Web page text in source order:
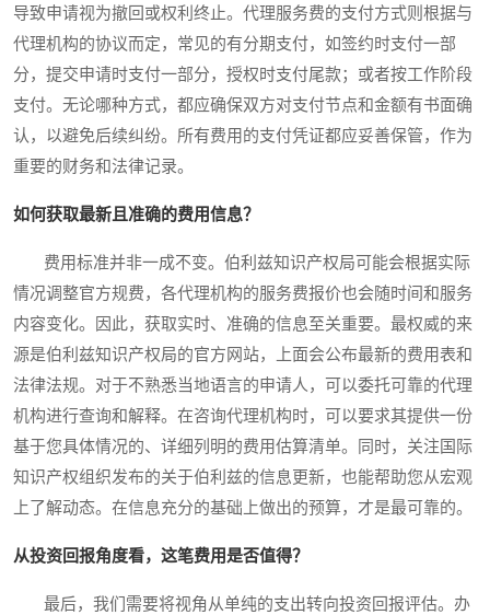
导致申请视为撤回或权利终止。代理服务费的支付方式则根据与
代理机构的协议而定，常见的有分期支付，如签约时支付一部
分，提交申请时支付一部分，授权时支付尾款；或者按工作阶段
支付。无论哪种方式，都应确保双方对支付节点和金额有书面确
认，以避免后续纠纷。所有费用的支付凭证都应妥善保管，作为
重要的财务和法律记录。
如何获取最新且准确的费用信息？
费用标准并非一成不变。伯利兹知识产权局可能会根据实际
情况调整官方规费，各代理机构的服务费报价也会随时间和服务
内容变化。因此，获取实时、准确的信息至关重要。最权威的来
源是伯利兹知识产权局的官方网站，上面会公布最新的费用表和
法律法规。对于不熟悉当地语言的申请人，可以委托可靠的代理
机构进行查询和解释。在咨询代理机构时，可以要求其提供一份
基于您具体情况的、详细列明的费用估算清单。同时，关注国际
知识产权组织发布的关于伯利兹的信息更新，也能帮助您从宏观
上了解动态。在信息充分的基础上做出的预算，才是最可靠的。
从投资回报角度看，这笔费用是否值得？
最后，我们需要将视角从单纯的支出转向投资回报评估。办